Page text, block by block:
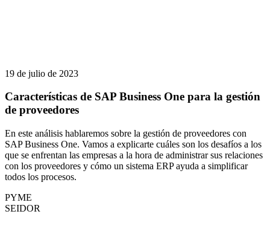
19 de julio de 2023
Características de SAP Business One para la gestión
de proveedores
En este análisis hablaremos sobre la gestión de proveedores con
SAP Business One. Vamos a explicarte cuáles son los desafíos a los
que se enfrentan las empresas a la hora de administrar sus relaciones
con los proveedores y cómo un sistema ERP ayuda a simplificar
todos los procesos.
PYME
SEIDOR